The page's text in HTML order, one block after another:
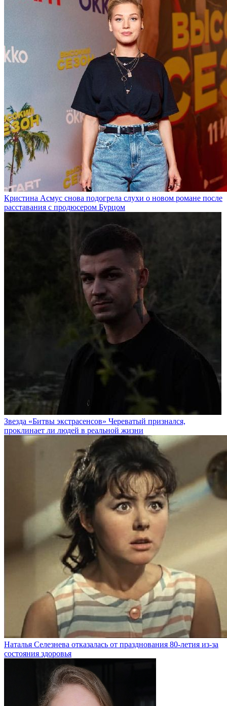
Кристина Асмус снова подогрела слухи о новом романе после
расставания с продюсером Бурцом
Звезда «Битвы экстрасенсов» Череватый признался,
проклинает ли людей в реальной жизни
Наталья Селезнева отказалась от празднования 80-летия из-за
состояния здоровья